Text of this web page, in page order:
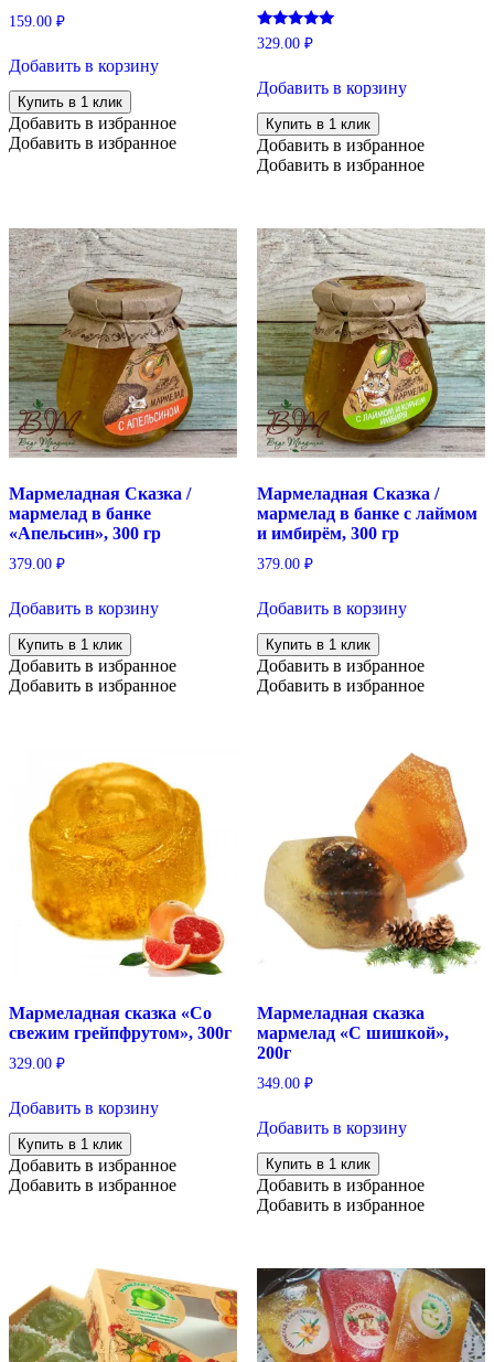
159.00 ₽
Добавить в корзину
Купить в 1 клик
Добавить в избранное
Добавить в избранное
Оценка
5.00
329.00 ₽
Добавить в корзину
Купить в 1 клик
Добавить в избранное
Добавить в избранное
Мармеладная Сказка /
мармелад в банке
«Апельсин», 300 гр
379.00 ₽
Добавить в корзину
Купить в 1 клик
Добавить в избранное
Добавить в избранное
Мармеладная Сказка /
мармелад в банке с лаймом
и имбирём, 300 гр
379.00 ₽
Добавить в корзину
Купить в 1 клик
Добавить в избранное
Добавить в избранное
Мармеладная сказка «Со
свежим грейпфрутом», 300г
329.00 ₽
Добавить в корзину
Купить в 1 клик
Добавить в избранное
Добавить в избранное
Мармеладная сказка
мармелад «С шишкой»,
200г
349.00 ₽
Добавить в корзину
Купить в 1 клик
Добавить в избранное
Добавить в избранное